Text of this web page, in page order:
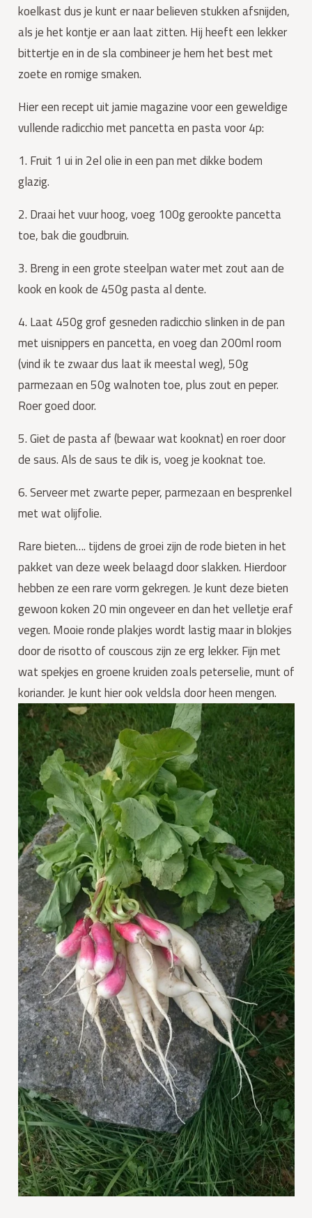
koelkast dus je kunt er naar believen stukken afsnijden,
als je het kontje er aan laat zitten. Hij heeft een lekker
bittertje en in de sla combineer je hem het best met
zoete en romige smaken.
Hier een recept uit jamie magazine voor een geweldige
vullende radicchio met pancetta en pasta voor 4p:
1. Fruit 1 ui in 2el olie in een pan met dikke bodem
glazig.
2. Draai het vuur hoog, voeg 100g gerookte pancetta
toe, bak die goudbruin.
3. Breng in een grote steelpan water met zout aan de
kook en kook de 450g pasta al dente.
4. Laat 450g grof gesneden radicchio slinken in de pan
met uisnippers en pancetta, en voeg dan 200ml room
(vind ik te zwaar dus laat ik meestal weg), 50g
parmezaan en 50g walnoten toe, plus zout en peper.
Roer goed door.
5. Giet de pasta af (bewaar wat kooknat) en roer door
de saus. Als de saus te dik is, voeg je kooknat toe.
6. Serveer met zwarte peper, parmezaan en besprenkel
met wat olijfolie.
Rare bieten…. tijdens de groei zijn de rode bieten in het
pakket van deze week belaagd door slakken. Hierdoor
hebben ze een rare vorm gekregen. Je kunt deze bieten
gewoon koken 20 min ongeveer en dan het velletje eraf
vegen. Mooie ronde plakjes wordt lastig maar in blokjes
door de risotto of couscous zijn ze erg lekker. Fijn met
wat spekjes en groene kruiden zoals peterselie, munt of
koriander. Je kunt hier ook veldsla door heen mengen.